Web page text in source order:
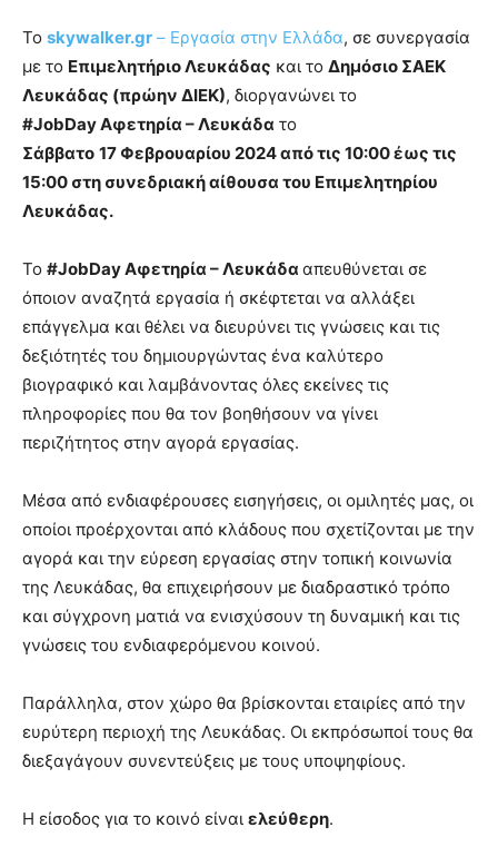
To skywalker.gr – Εργασία στην Ελλάδα, σε συνεργασία
με το Επιμελητήριο Λευκάδας και το Δημόσιο ΣΑΕΚ
Λευκάδας (πρώην ΔΙΕΚ), διοργανώνει το
#JobDayΑφετηρία – Λευκάδα το
Σάββατο 17 Φεβρουαρίου 2024από τις 10:00 έως τις
15:00 στη συνεδριακή αίθουσα του Επιμελητηρίου
Λευκάδας.
Το #JobDayΑφετηρία – Λευκάδα απευθύνεται σε
όποιον αναζητά εργασία ή σκέφτεται να αλλάξει
επάγγελμα και θέλει να διευρύνει τις γνώσεις και τις
δεξιότητές του δημιουργώντας ένα καλύτερο
βιογραφικό και λαμβάνοντας όλες εκείνες τις
πληροφορίες που θα τον βοηθήσουν να γίνει
περιζήτητος στην αγορά εργασίας.
Μέσα από ενδιαφέρουσες εισηγήσεις, οι ομιλητές μας, οι
οποίοι προέρχονται από κλάδους που σχετίζονται με την
αγορά και την εύρεση εργασίας στην τοπική κοινωνία
της Λευκάδας, θα επιχειρήσουν με διαδραστικό τρόπο
και σύγχρονη ματιά να ενισχύσουν τη δυναμική και τις
γνώσεις του ενδιαφερόμενου κοινού.
Παράλληλα, στον χώρο θα βρίσκονται εταιρίες από την
ευρύτερη περιοχή της Λευκάδας. Οι εκπρόσωποί τους θα
διεξαγάγουν συνεντεύξεις με τους υποψηφίους.
Η είσοδος για το κοινό είναι ελεύθερη.